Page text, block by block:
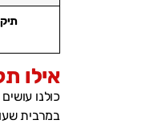
אילו
כולנו
במרבית